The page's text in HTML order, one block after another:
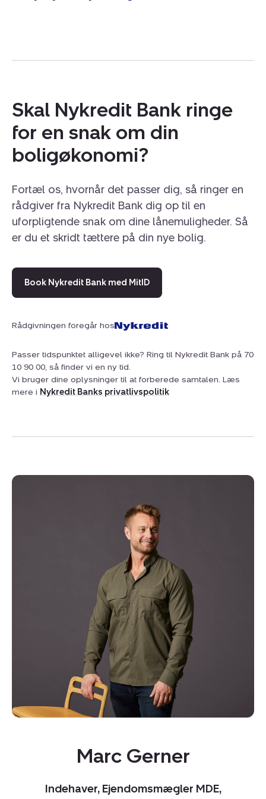
Skal Nykredit Bank ringe
for en snak om din
boligøkonomi?
Fortæl os, hvornår det passer dig, så ringer en
rådgiver fra Nykredit Bank dig op til en
uforpligtende snak om dine lånemuligheder. Så
er du et skridt tættere på din nye bolig.
Book Nykredit Bank med MitID
Rådgivningen foregår hos
Passer tidspunktet alligevel ikke? Ring til Nykredit Bank på 70
10 90 00, så finder vi en ny tid.
Vi bruger dine oplysninger til at forberede samtalen. Læs
mere i Nykredit Banks privatlivspolitik
Marc Gerner
Indehaver, Ejendomsmægler MDE,